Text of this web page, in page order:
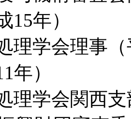
15年）
理学会理事
年）
理学会関西